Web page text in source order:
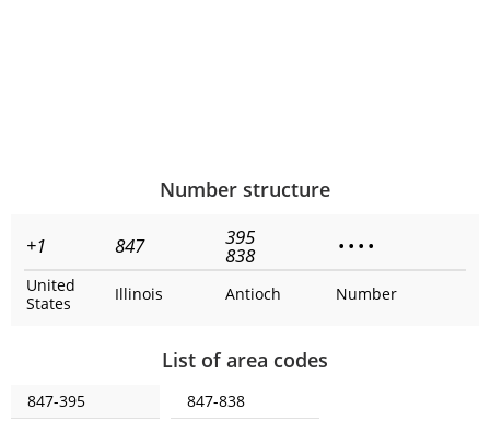
Number structure
+1 847 395
838 • • • •
United
States
Illinois Antioch Number
List of area codes
847-395 847-838